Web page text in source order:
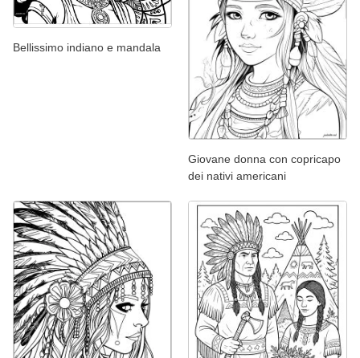
Bellissimo indiano e mandala
Giovane donna con copricapo
dei nativi americani